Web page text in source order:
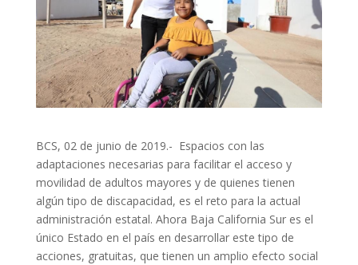
BCS, 02 de junio de 2019.- Espacios con las
adaptaciones necesarias para facilitar el acceso y
movilidad de adultos mayores y de quienes tienen
algún tipo de discapacidad, es el reto para la actual
administración estatal. Ahora Baja California Sur es el
único Estado en el país en desarrollar este tipo de
acciones, gratuitas, que tienen un amplio efecto social